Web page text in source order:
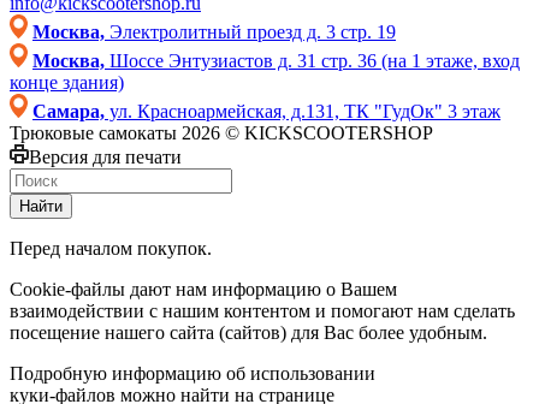
Москва, Электролитный проезд д. 3 стр. 19
Москва, Шоссе Энтузиастов д. 31 стр. 36 (на 1 этаже, вход
конце здания)
Самара, ул. Красноармейская, д.131, ТК "ГудОк" 3 этаж
Трюковые самокаты 2026 © KICKSCOOTERSHOP
Версия для печати
Найти
Перед началом покупок.
Cookie-файлы дают нам информацию о Вашем
взаимодействии с нашим контентом и помогают нам сделать
посещение нашего сайта (сайтов) для Вас более удобным.
Подробную информацию об использовании
куки-файлов можно найти на странице